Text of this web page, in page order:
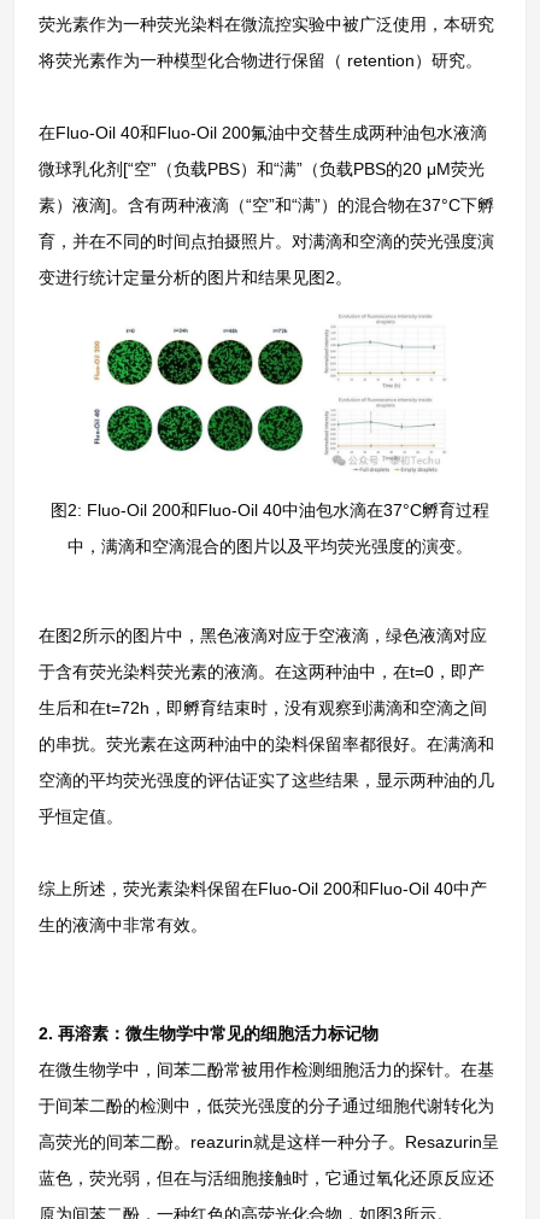
荧光素作为一种荧光染料在微流控实验中被广泛使用，本研究
将荧光素作为一种模型化合物进行保留（ retention）研究。
在Fluo-Oil 40和Fluo-Oil 200氟油中交替生成两种油包水液滴
微球乳化剂[“空”（负载PBS）和“满”（负载PBS的20 μM荧光
素）液滴]。含有两种液滴（“空”和“满”）的混合物在37°C下孵
育，并在不同的时间点拍摄照片。对满滴和空滴的荧光强度演
变进行统计定量分析的图片和结果见图2。
图2: Fluo-Oil 200和Fluo-Oil 40中油包水滴在37°C孵育过程
中，满滴和空滴混合的图片以及平均荧光强度的演变。
在图2所示的图片中，黑色液滴对应于空液滴，绿色液滴对应
于含有荧光染料荧光素的液滴。在这两种油中，在t=0，即产
生后和在t=72h，即孵育结束时，没有观察到满滴和空滴之间
的串扰。荧光素在这两种油中的染料保留率都很好。在满滴和
空滴的平均荧光强度的评估证实了这些结果，显示两种油的几
乎恒定值。
综上所述，荧光素染料保留在Fluo-Oil 200和Fluo-Oil 40中产
生的液滴中非常有效。
2. 再溶素：微生物学中常见的细胞活力标记物
在微生物学中，间苯二酚常被用作检测细胞活力的探针。在基
于间苯二酚的检测中，低荧光强度的分子通过细胞代谢转化为
高荧光的间苯二酚。reazurin就是这样一种分子。Resazurin呈
蓝色，荧光弱，但在与活细胞接触时，它通过氧化还原反应还
原为间苯二酚，一种红色的高荧光化合物，如图3所示。